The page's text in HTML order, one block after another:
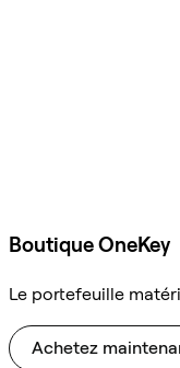
Boutique OneKey
Le portefeuille
Achetez